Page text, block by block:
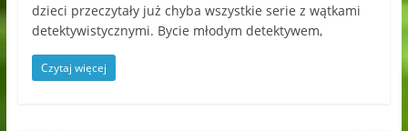
dzieci przeczytały już chyba wszystkie serie z wątkami
detektywistycznymi. Bycie młodym detektywem,
Czytaj więcej